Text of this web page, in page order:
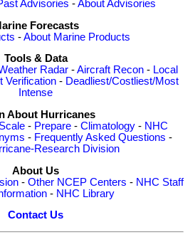
Advisories -About Advisories
Forecasts
-About Marine Products
Tools & Data
Radar -Aircraft Recon - Local
Verification - Deadliest/Costliest/Most
Intense
About Hurricanes
- Prepare- Climatology- NHC
- Frequently Asked Questions -
Research Division
About Us
- Other NCEP Centers - NHC Staff
- NHC Library
Contact Us